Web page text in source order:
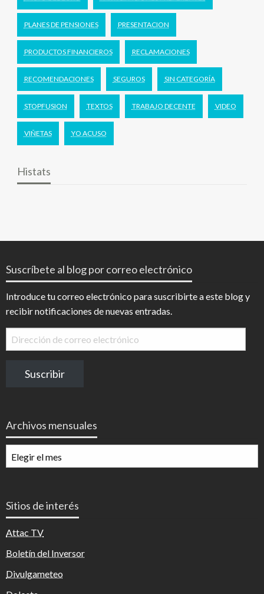
PLANES DE PENSIONES PRESENTACION
PRODUCTOS FINANCIEROS RECLAMACIONES
RECOMENDACIONES SEGUROS SIN CATEGORÍA
STOPFUSION TEXTOS TRABAJO DECENTE VIDEO
VIÑETAS YO ACUSO
Histats
Suscríbete al blog por correo electrónico
Introduce tu correo electrónico para suscribirte a este blog y
recibir notificaciones de nuevas entradas.
Dirección
de
electrónico
Suscribir
Archivos mensuales
mensuales
Sitios de interés
Attac TV
Boletín del Inversor
Divulgameteo